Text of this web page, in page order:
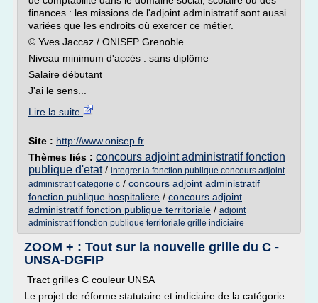
finances : les missions de l'adjoint administratif sont aussi
variées que les endroits où exercer ce métier.
© Yves Jaccaz / ONISEP Grenoble
Niveau minimum d'accès : sans diplôme
Salaire débutant
J'ai le sens...
Lire la suite
Site : http://www.onisep.fr
Thèmes liés : concours adjoint administratif fonction
publique d'etat/ integrer la fonction publique concours adjoint
administratif categorie c / concours adjoint administratif
fonction publique hospitaliere / concours adjoint
administratif fonction publique territoriale / adjoint
administratif fonction publique territoriale grille indiciaire
ZOOM + : Tout sur la nouvelle grille du C -
UNSA-DGFIP
Tract grilles C couleur UNSA
Le projet de réforme statutaire et indiciaire de la catégorie